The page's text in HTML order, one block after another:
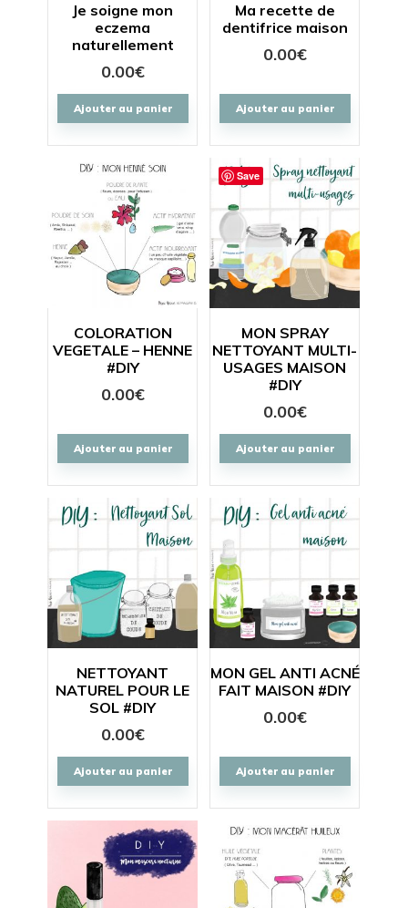
Je soigne mon
eczema
naturellement
0.00€
Ajouter au panier
Ma recette de
dentifrice maison
0.00€
Ajouter au panier
COLORATION
VEGETALE – HENNE
#DIY
0.00€
Ajouter au panier
MON SPRAY
NETTOYANT MULTI-
USAGES MAISON
#DIY
0.00€
Ajouter au panier
NETTOYANT
NATUREL POUR LE
SOL #DIY
0.00€
Ajouter au panier
MON GEL ANTI ACNÉ
FAIT MAISON #DIY
0.00€
Ajouter au panier
Save